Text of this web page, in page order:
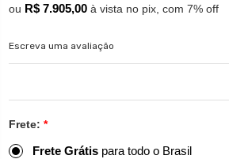
ou R$ 7.905,00 à vista no pix, com 7% off
Escreva uma avaliação
Frete: *
Frete Grátis para todo o Brasil